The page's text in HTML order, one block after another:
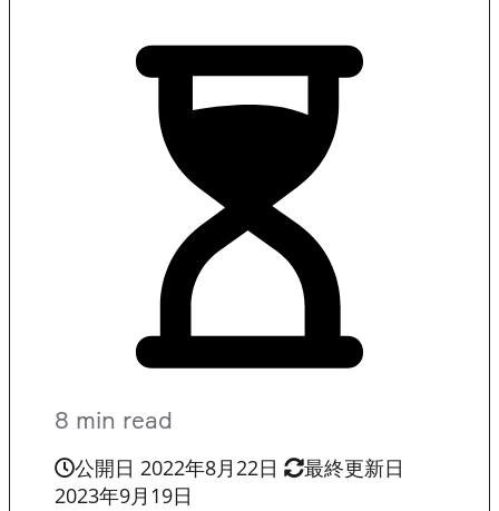
8 min read
公開日 2022年8月22日
最終更新日
2023年9月19日